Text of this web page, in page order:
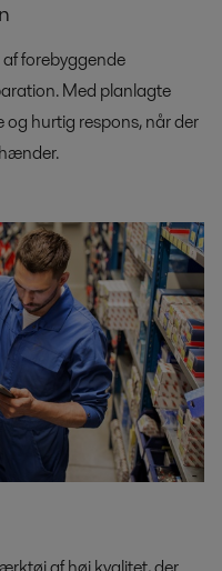
forebyggende
Med planlagte
og hurtig respons, når der